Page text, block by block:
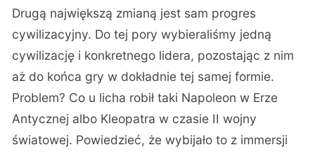
Drugą największą zmianą jest sam progres
cywilizacyjny. Do tej pory wybieraliśmy jedną
cywilizację i konkretnego lidera, pozostając z nim
aż do końca gry w dokładnie tej samej formie.
Problem? Co u licha robił taki Napoleon w Erze
Antycznej albo Kleopatra w czasie II wojny
światowej. Powiedzieć, że wybijało to z immersji